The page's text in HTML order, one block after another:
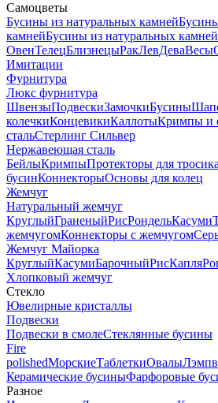
Самоцветы
Бусины из натуральных камней
камнейБусины из натуральных
ОвенТелецБлизнецыРакЛевДеваВесы
Имитации
Фурнитура
Люкс фурнитура
ШвензыПодвескиЗамочкиБусины
колечкиКонцевикиКаллотыКримпы и
стальСтерлинг Сильвер
Нержавеющая сталь
БейлыКримпыПротекторы для тросика
бусинКоннекторыОсновы для колец
Жемчуг
Натуральный жемчуг
КруглыйГраненыйРисРондельКасуми
жемчугомКоннекторы с жемчугом
Жемчуг Майорка
КруглыйКасумиБарочныйРисКапля
Хлопковый жемчуг
Стекло
Ювелирные кристаллы
Подвески
Подвески в смолеСтеклянные бусины
Fire
polishedМорскиеТаблеткиОвалы
Керамические бусиныФарфоровые
Разное